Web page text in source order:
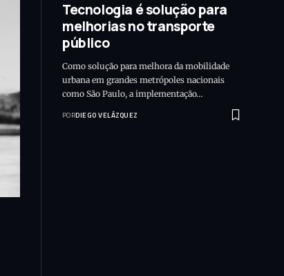
Tecnologia é solução para
melhorias no transporte
público
Como solução para melhora da mobilidade
urbana em grandes metrópoles nacionais
como São Paulo, a implementação…
PORDIEGO VELÁZQUEZ